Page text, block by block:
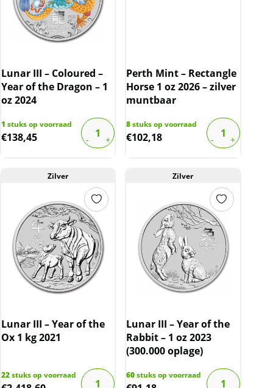
Lunar III – Coloured –
Year of the Dragon – 1
oz 2024
1 stuks op voorraad
€138,45
Perth Mint – Rectangle
Horse 1 oz 2026 – zilver
muntbaar
8stuks op voorraad
€102,18
Zilver
Lunar III – Year of the
Ox 1 kg 2021
22stuks op voorraad
Zilver
Lunar III – Year of the
Rabbit – 1 oz 2023
(300.000 oplage)
60stuks op voorraad